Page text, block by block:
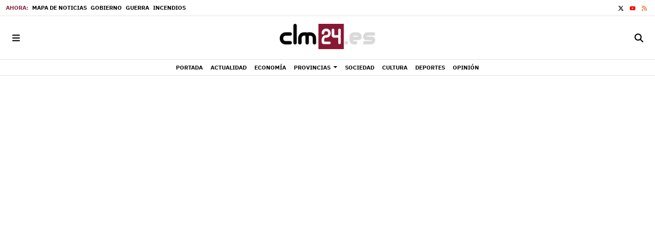
MAPA DE NOTICIAS GOBIERNO GUERRA INCENDIOS
YOUTUBE
PORTADA ACTUALIDAD ECONOMÍA PROVINCIAS SOCIEDAD CULTURA DEPORTES OPINIÓN